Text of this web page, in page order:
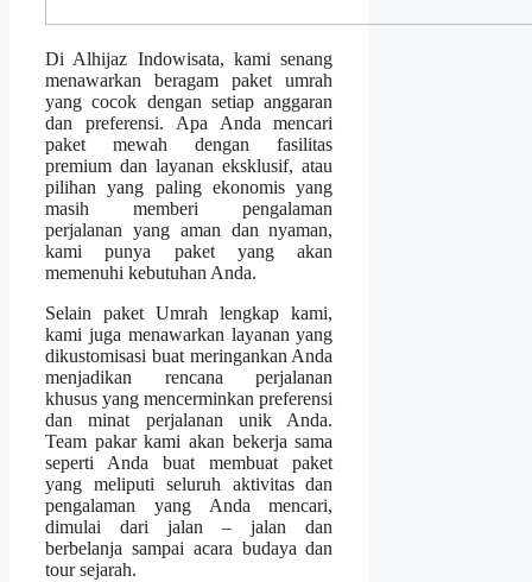
Di Alhijaz Indowisata, kami senang
menawarkan beragam paket umrah
yang cocok dengan setiap anggaran
dan preferensi. Apa Anda mencari
paket mewah dengan fasilitas
premium dan layanan eksklusif, atau
pilihan yang paling ekonomis yang
masih memberi pengalaman
perjalanan yang aman dan nyaman,
kami punya paket yang akan
memenuhi kebutuhan Anda.
Selain paket Umrah lengkap kami,
kami juga menawarkan layanan yang
dikustomisasi buat meringankan Anda
menjadikan rencana perjalanan
khusus yang mencerminkan preferensi
dan minat perjalanan unik Anda.
Team pakar kami akan bekerja sama
seperti Anda buat membuat paket
yang meliputi seluruh aktivitas dan
pengalaman yang Anda mencari,
dimulai dari jalan – jalan dan
berbelanja sampai acara budaya dan
tour sejarah.